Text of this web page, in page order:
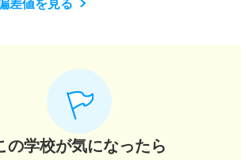
差値を見る
の学校が気になったら